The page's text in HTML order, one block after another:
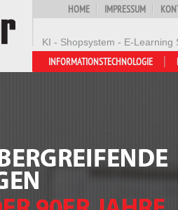
KI - Shopsystem - E-
HOME IMPRESSUM
INFORMATIONSTECHNOLOGIE